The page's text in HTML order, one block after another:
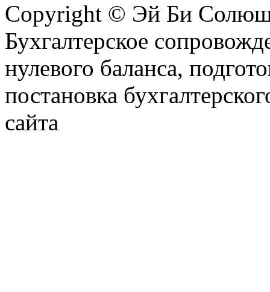
Copyright © Эй Би
Бухгалтерское
нулевого баланса,
постановка
сайта